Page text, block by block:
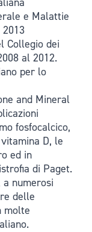
e Malattie
Collegio dei
al 2012.
per lo
and Mineral
fosfocalcico,
D, le
ed in
di Paget.
numerosi
delle
molte